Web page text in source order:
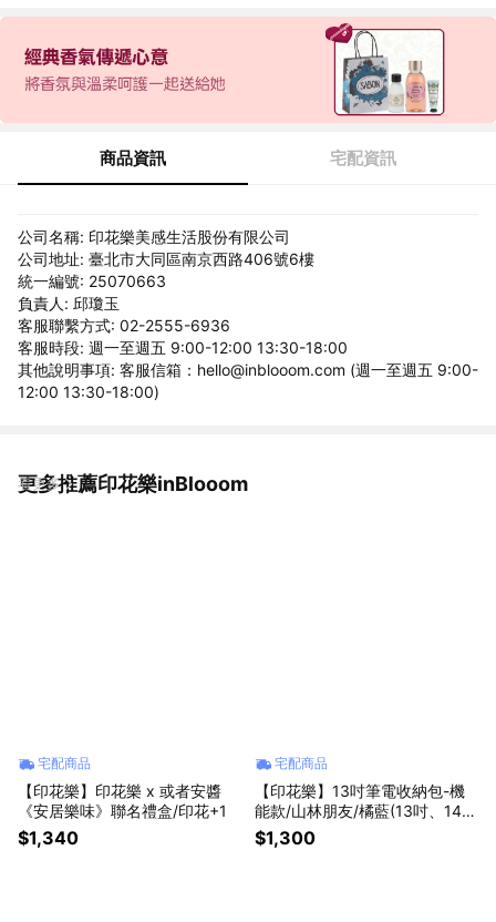
商品資訊 宅配資訊
公司名稱: 印花樂美感生活股份有限公司
公司地址: 臺北市大同區南京西路406號6樓
統一編號: 25070663
負責人: 邱瓊玉
客服聯繫方式: 02-2555-6936
客服時段: 週一至週五 9:00-12:00 13:30-18:00
其他說明事項: 客服信箱：hello@inblooom.com (週一至週五 9:00-
12:00 13:30-18:00)
更多推薦印花樂inBlooom
看更多
宅配商品
【印花樂】印花樂 x 或者安醬
《安居樂味》聯名禮盒/印花+1
$1,340
宅配商品
【印花樂】13吋筆電收納包-機
能款/山林朋友/橘藍(13吋、14吋
筆電適用)
$1,300